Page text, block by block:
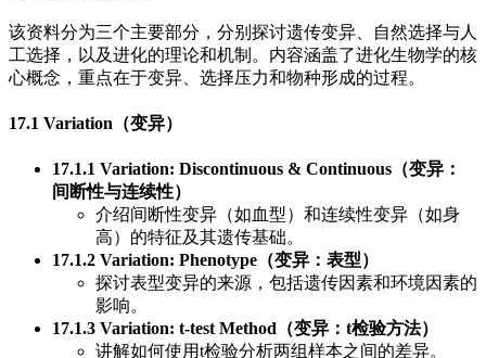
该资料分为三个主要部分，分别探讨遗传变异、自然选择与人
工选择，以及进化的理论和机制。内容涵盖了进化生物学的核
心概念，重点在于变异、选择压力和物种形成的过程。
17.1 Variation（变异）
17.1.1 Variation: Discontinuous & Continuous（变异：
间断性与连续性）
介绍间断性变异（如血型）和连续性变异（如身
高）的特征及其遗传基础。
17.1.2 Variation: Phenotype（变异：表型）
探讨表型变异的来源，包括遗传因素和环境因素的
影响。
17.1.3 Variation: t-test Method（变异：t检验方法）
讲解如何使用t检验分析两组样本之间的差异。